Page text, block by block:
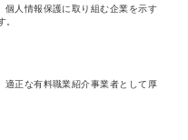
人情報保護に取り組む企業を示す
正な有料職業紹介事業者として厚